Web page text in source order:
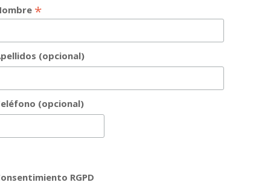
*
(opcional)
(opcional)
RGPD